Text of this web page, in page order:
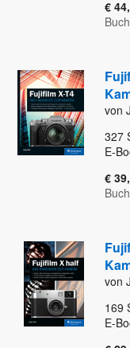
€
Buch
von
327
E-
€
Buch
von
169
E-